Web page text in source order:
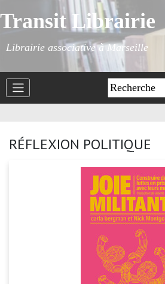
Transit Librairie
Librairie associative à Marseille
RÉFLEXION POLITIQUE